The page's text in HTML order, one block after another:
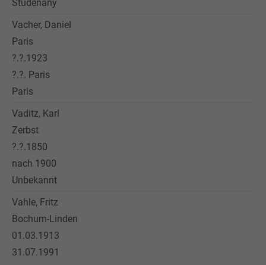
Studenany
Vacher, Daniel
Paris
?.?.1923
?.?. Paris
Paris
Vaditz, Karl
Zerbst
?.?.1850
nach 1900
Unbekannt
Vahle, Fritz
Bochum-Linden
01.03.1913
31.07.1991